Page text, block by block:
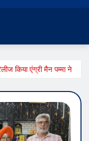
किया एंग्री मैन पम्मा ने